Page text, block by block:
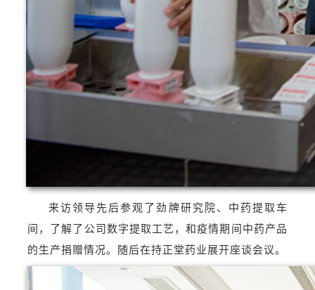
来访领导先后参观了劲牌研究院、中药提取车
间，了解了公司数字提取工艺，和疫情期间中药产品
的生产捐赠情况。随后在持正堂药业展开座谈会议。